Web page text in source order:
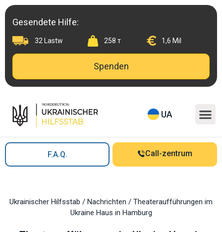
Skip
to
contentGesendete Hilfe:
32 Lastw 258 т 1,6 Mil
Spenden
UA
F.A.Q. Call-zentrum
Ukrainischer Hilfsstab / Nachrichten / Theateraufführungen im
Ukraine Haus in Hamburg